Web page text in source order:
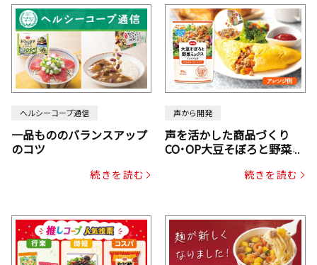
ヘルシーコープ通信
一品もののバランスアップ
のコツ
続きを読む
声から開発
声を活かした商品づくり
CO･OP大豆そぼろと野菜ミ
じん・コーン入り）続きを読む